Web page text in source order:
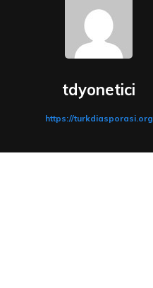
tdyonetici
https://turkdiasporasi.org